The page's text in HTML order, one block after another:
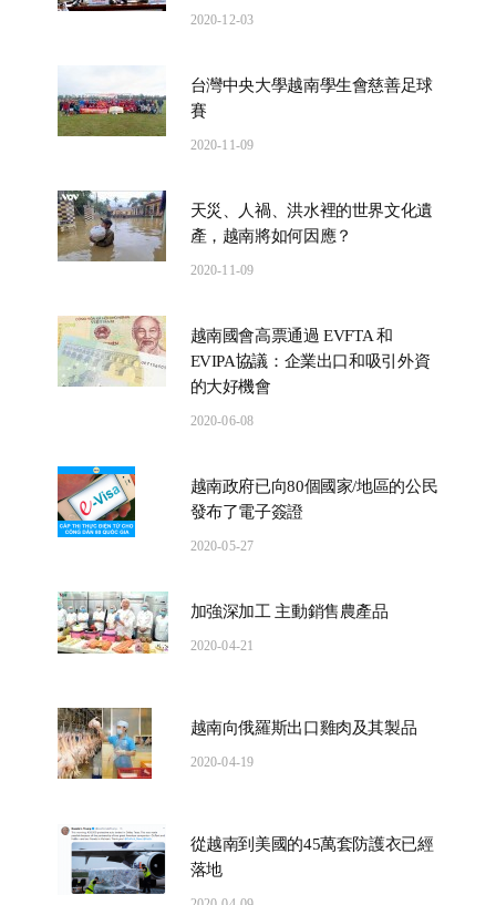
2020-12-03
台灣中央大學越南學生會慈善足球
賽
2020-11-09
天災、人禍、洪水裡的世界文化遺
產，越南將如何因應？
2020-11-09
越南國會高票通過 EVFTA 和
EVIPA協議：企業出口和吸引外資
的大好機會
2020-06-08
越南政府已向80個國家/地區的公民
發布了電子簽證
2020-05-27
加強深加工 主動銷售農產品
2020-04-21
越南向俄羅斯出口雞肉及其製品
2020-04-19
從越南到美國的45萬套防護衣已經
落地